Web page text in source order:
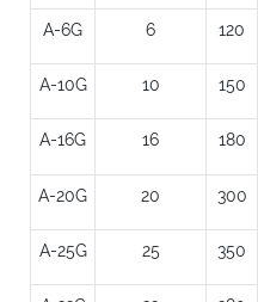
A-6G 6 120
A-10G 10 150
A-16G 16 180
A-20G 20 300
A-25G 25 350